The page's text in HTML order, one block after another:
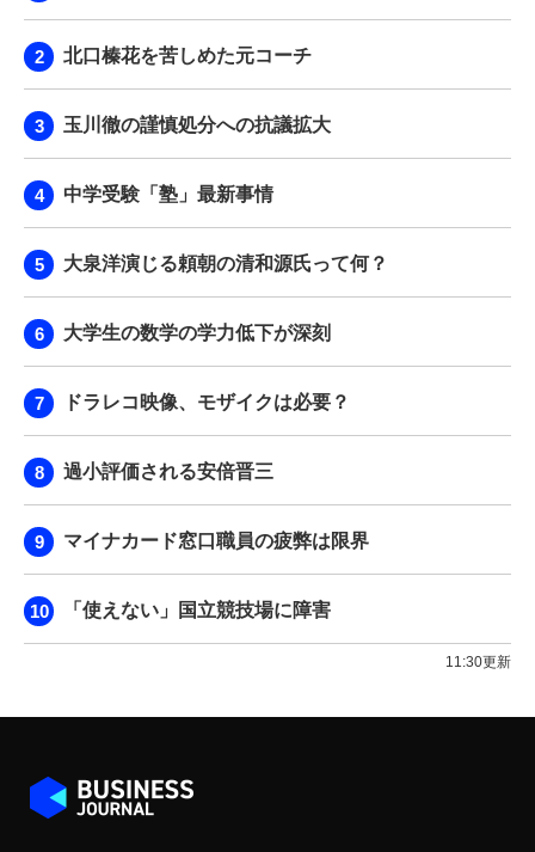
北口榛花を苦しめた元コーチ
玉川徹の謹慎処分への抗議拡大
中学受験「塾」最新事情
大泉洋演じる頼朝の清和源氏って何？
大学生の数学の学力低下が深刻
ドラレコ映像、モザイクは必要？
過小評価される安倍晋三
マイナカード窓口職員の疲弊は限界
「使えない」国立競技場に障害
11:30更新